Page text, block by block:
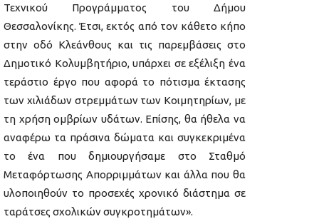
Τεχνικού Προγράμματος του Δήμου
Θεσσαλονίκης. Έτσι, εκτός από τον κάθετο κήπο
στην οδό Κλεάνθους και τις παρεμβάσεις στο
Δημοτικό Κολυμβητήριο, υπάρχει σε εξέλιξη ένα
τεράστιο έργο που αφορά το πότισμα έκτασης
των χιλιάδων στρεμμάτων των Κοιμητηρίων, με
τη χρήση ομβρίων υδάτων. Επίσης, θα ήθελα να
αναφέρω τα πράσινα δώματα και συγκεκριμένα
το ένα που δημιουργήσαμε στο Σταθμό
Μεταφόρτωσης Απορριμμάτων και άλλα που θα
υλοποιηθούν το προσεχές χρονικό διάστημα σε
ταράτσες σχολικών συγκροτημάτων».